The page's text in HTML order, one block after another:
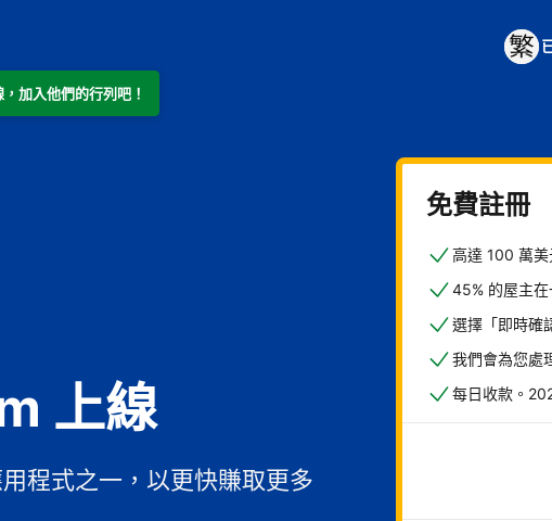
加入他們的行列吧！
上線
程式之一，以更快賺取更多
免費註冊
高達 100 萬
45% 的屋主
選擇「即時確
我們會為您處
每日收款。